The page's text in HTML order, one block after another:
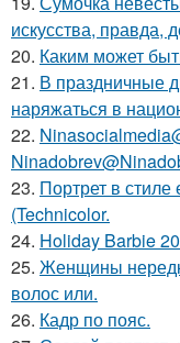
искусства, правда,
20. Каким может
21. В праздничные
наряжаться в
22.
23. Портрет в
(Technicolor.
24. Holiday Barbie
25. Женщины
волос или.
26. Кадр по пояс.